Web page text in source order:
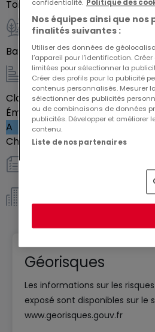
unique et confortable.
Parfaitement designer pour
parents et familles, faite
composant la résidence
ou votre investissement
Toilettes séparées1
Extérieur
Balcon17m²
Energie / Chauffage
Classe énergétiqueVide
Émission de gaz à effet de
A
Chauffage au gazOui
Copropriété *
Géorisques
Les informations sur les
exposé sont disponibles sur le
www.georisques.gouv.fr
confidentialité. Politique des
Nos équipes ainsi que
finalités suivantes :
Utiliser des données de
l’appareil pour l’identification.
limitées pour sélectionner la
Créer des profils pour la publicité
contenus personnalisés. Mesurer
sélectionner des publicités
ou de combinaisons de données
publicités. Développer et améliorer
contenu.
Liste de nos partenaires